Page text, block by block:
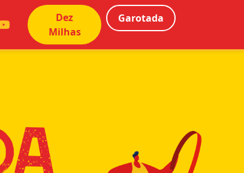
Dez
Milhas
Garotada